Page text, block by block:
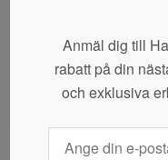
Anmäl dig till
rabatt på din
och exklusiva